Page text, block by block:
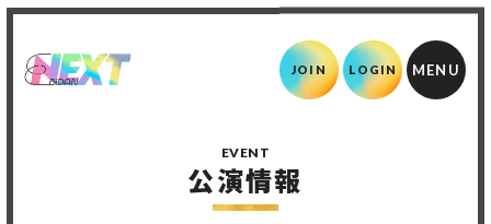
JOIN LOGIN
EVENT
公演情報